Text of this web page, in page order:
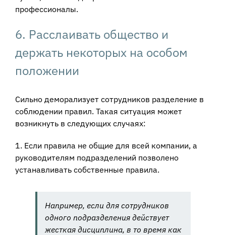
профессионалы.
6. Расслаивать общество и
держать некоторых на особом
положении
Сильно деморализует сотрудников разделение в
соблюдении правил. Такая ситуация может
возникнуть в следующих случаях:
1. Если правила не общие для всей компании, а
руководителям подразделений позволено
устанавливать собственные правила.
Например, если для сотрудников
одного подразделения действует
жесткая дисциплина, в то время как